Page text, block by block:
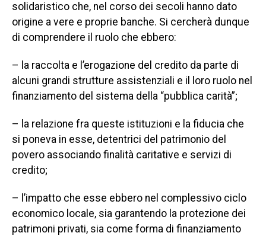
solidaristico che, nel corso dei secoli hanno dato
origine a vere e proprie banche. Si cercherà dunque
di comprendere il ruolo che ebbero:
– la raccolta e l’erogazione del credito da parte di
alcuni grandi strutture assistenziali e il loro ruolo nel
finanziamento del sistema della “pubblica carità”;
– la relazione fra queste istituzioni e la fiducia che
si poneva in esse, detentrici del patrimonio del
povero associando finalità caritative e servizi di
credito;
– l’impatto che esse ebbero nel complessivo ciclo
economico locale, sia garantendo la protezione dei
patrimoni privati, sia come forma di finanziamento